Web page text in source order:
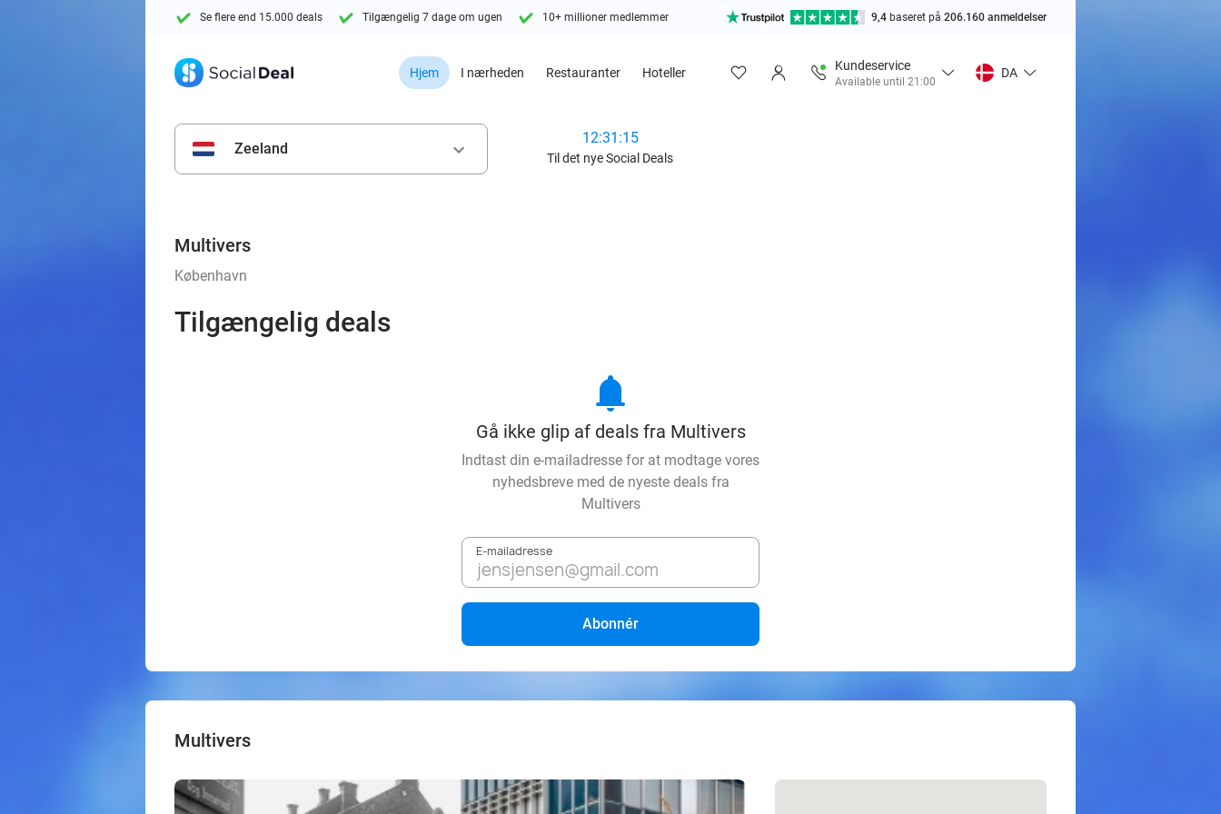
Se flere end 15.000 deals Tilgængelig 7 dage om ugen 10+ millioner medlemmer 9,4 baseret på 206.160 anmeldelser
Hjem I nærheden Restauranter Hoteller
Kundeservice
Available until 21:00
DA
Zeeland keyboard_arrow_down
12:31:13
Til det nye Social Deals
Multivers
København
Tilgængelig deals
notifications
Gå ikke glip af deals fra Multivers
Indtast din e-mailadresse for at modtage vores
nyhedsbreve med de nyeste deals fra
Multivers
E-mailadresse
Abonnér
Multivers